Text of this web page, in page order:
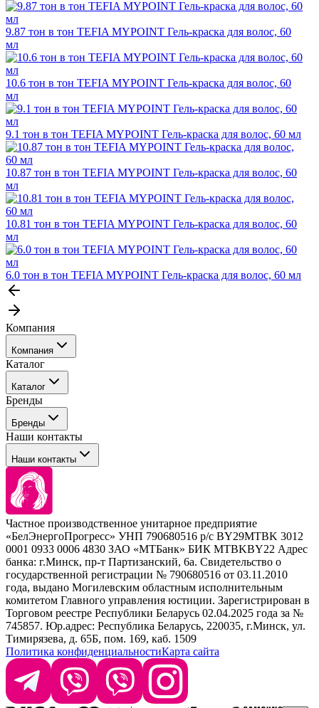
9.87 тон в тон TEFIA MYPOINT Гель-краска для волос, 60
мл
10.6 тон в тон TEFIA MYPOINT Гель-краска для волос, 60
мл
9.1 тон в тон TEFIA MYPOINT Гель-краска для волос, 60 мл
10.87 тон в тон TEFIA MYPOINT Гель-краска для волос, 60
мл
10.81 тон в тон TEFIA MYPOINT Гель-краска для волос, 60
мл
6.0 тон в тон TEFIA MYPOINT Гель-краска для волос, 60 мл
Компания
Компания
События
Покупателю
Каталог
Каталог
Профессиональные средства для окрашивания волос
Сервисные средства
Уход
Стайлинг
Брови и ресницы
Барберинг
Наборы
Расходные материалы
Бренды
Бренды
Tefia
Concept
Kezy
Barex
Sim Sensitive
Kebren
Selective Professional
White Line
Наши контакты
Наши контакты
+ 375 44 7233514
+ 375 29 1649505
info@krasabel.by
Офис: г. Минск, ул. Тимирязева 65Б, офис 1509
Склад: г. Минск, ул. Домбровская, 15
Время работы: пн–чт 9:00–17:30, пт 9:00–17:00
Частное производственное унитарное предприятие
«БелЭнергоПрогресс» УНП 790680516 р/с BY29MTBK 3012
0001 0933 0006 4830 ЗАО «МТБанк» БИК MTBKBY22 Адрес
банка: г.Минск, пр-т Партизанский, 6а. Свидетельство о
государственной регистрации № 790680516 от 03.11.2010
года, выдано Могилевским областным исполнительным
комитетом Главного управления юстиции. Зарегистрирован в
Торговом реестре Республики Беларусь 02.04.2025 года за №
745857. Юр.адрес: Республика Беларусь, 220035, г.Минск, ул.
Тимирязева, д. 65Б, пом. 169, каб. 1509
Политика конфиденциальностиКарта сайта